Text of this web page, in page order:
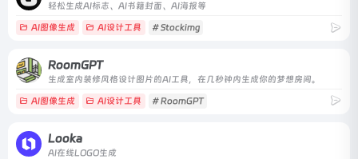
轻松生成AI标志、AI书籍封面、AI海报等
AI图像生成 AI设计工具 # Stockimg
RoomGPT
生成室内装修风格设计图片的AI工具，在几秒钟内生成你的梦想房间。
AI图像生成 AI设计工具 # RoomGPT
Looka
AI在线LOGO生成